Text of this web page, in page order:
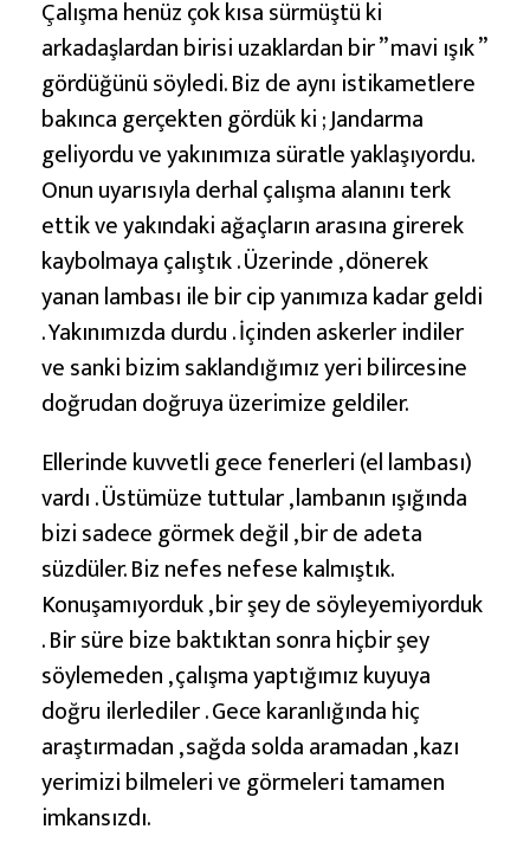
Çalışma henüz çok kısa sürmüştü ki
arkadaşlardan birisi uzaklardan bir ” mavi ışık ”
gördüğünü söyledi. Biz de aynı istikametlere
bakınca gerçekten gördük ki ; Jandarma
geliyordu ve yakınımıza süratle yaklaşıyordu.
Onun uyarısıyla derhal çalışma alanını terk
ettik ve yakındaki ağaçların arasına girerek
kaybolmaya çalıştık . Üzerinde , dönerek
yanan lambası ile bir cip yanımıza kadar geldi
. Yakınımızda durdu . İçinden askerler indiler
ve sanki bizim saklandığımız yeri bilircesine
doğrudan doğruya üzerimize geldiler.
Ellerinde kuvvetli gece fenerleri (el lambası)
vardı . Üstümüze tuttular , lambanın ışığında
bizi sadece görmek değil , bir de adeta
süzdüler. Biz nefes nefese kalmıştık.
Konuşamıyorduk , bir şey de söyleyemiyorduk
. Bir süre bize baktıktan sonra hiçbir şey
söylemeden , çalışma yaptığımız kuyuya
doğru ilerlediler . Gece karanlığında hiç
araştırmadan , sağda solda aramadan , kazı
yerimizi bilmeleri ve görmeleri tamamen
imkansızdı.